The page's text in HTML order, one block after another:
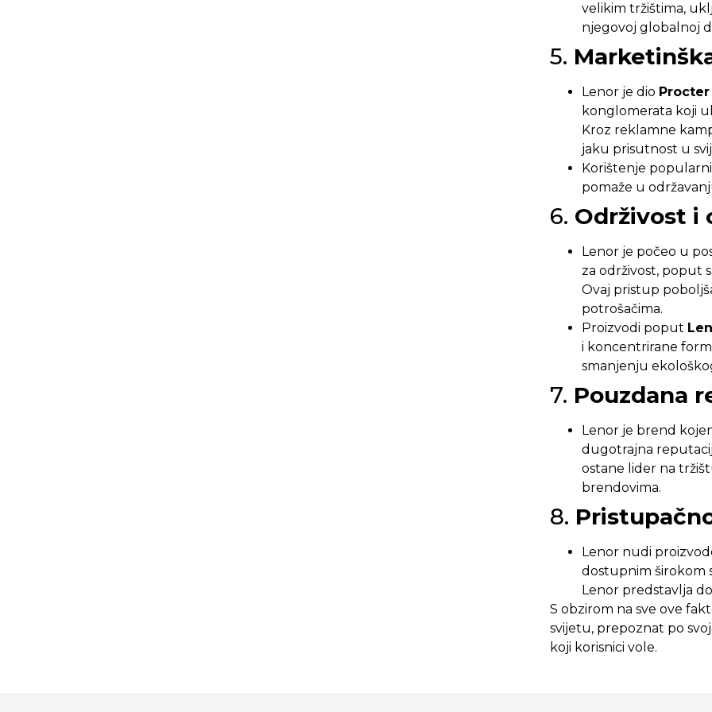
velikim tržištima,
njegovoj globalnoj
5.
Lenor je dio Procter
konglomerata koji
Kroz reklamne
jaku prisutnost u
Korištenje
pomaže u
6. Održivost i
Lenor je počeo u
za održivost, poput
Ovaj pristup
potrošačima.
Proizvodi poput
i koncentrirane
smanjenju
7. Pouzdana
Lenor je brend
dugotrajna
ostane lider na
brendovima.
8.
Lenor nudi
dostupnim širokom
Lenor predstavlja
S obzirom na sve ove
svijetu, prepoznat po
koji korisnici vole.